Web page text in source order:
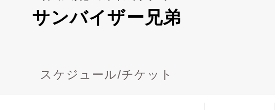
サンバイザー兄弟
スケジュール/チケット